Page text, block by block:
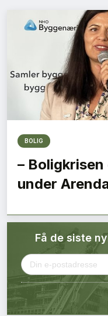
Eiendom
Tips redaksjonen
Annonsering
Abonnement Pluss
Kontakt oss
Login
BOLIG
–
under
Få de siste